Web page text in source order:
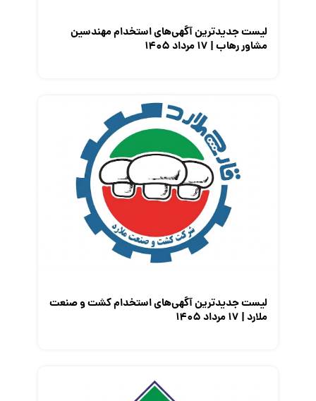
لیست جدیدترین آگهی‌های استخدام مهندسین
مشاور رهاب | ۱۷ مرداد ۱۴۰۵
لیست جدیدترین آگهی‌های استخدام کشت و صنعت
ملارد | ۱۷ مرداد ۱۴۰۵